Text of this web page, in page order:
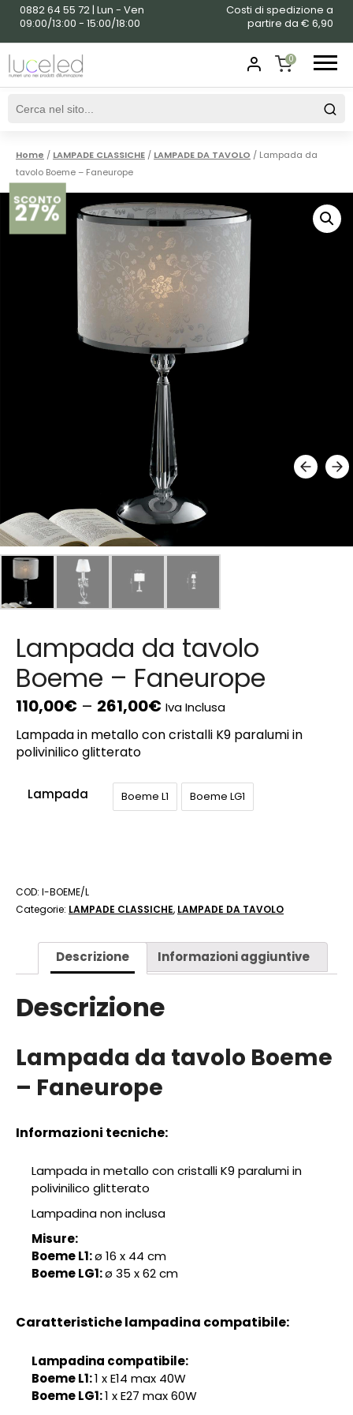
0882 64 55 72 | Lun - Ven
09:00/13:00 - 15:00/18:00
Costi di spedizione a
partire da € 6,90
0
SHOPPING
Home / LAMPADE CLASSICHE / LAMPADE DA TAVOLO / Lampada da
tavolo Boeme – Faneurope
SCONTO
27%
Lampada da tavolo
Boeme – Faneurope
110,00€ – 261,00€ Iva Inclusa
Lampada in metallo con cristalli K9 paralumi in
polivinilico glitterato
Lampada Boeme L1 Boeme LG1
COD: I-BOEME/L
Categorie: LAMPADE CLASSICHE, LAMPADE DA TAVOLO
Descrizione Informazioni aggiuntive
Descrizione
Lampada da tavolo Boeme
– Faneurope
Informazioni tecniche:
Lampada in metallo con cristalli K9 paralumi in
polivinilico glitterato
Lampadina non inclusa
Misure:
Boeme L1:ø 16 x 44 cm
Boeme LG1:ø 35 x 62 cm
Caratteristiche lampadina compatibile:
Lampadina compatibile:
Boeme L1:1 x E14 max 40W
Boeme LG1:1 x E27 max 60W